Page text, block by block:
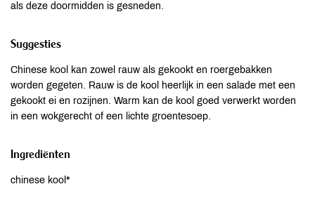
als deze doormidden is gesneden.
Suggesties
Chinese kool kan zowel rauw als gekookt en roergebakken
worden gegeten. Rauw is de kool heerlijk in een salade met een
gekookt ei en rozijnen. Warm kan de kool goed verwerkt worden
in een wokgerecht of een lichte groentesoep.
Ingrediënten
chinese kool*